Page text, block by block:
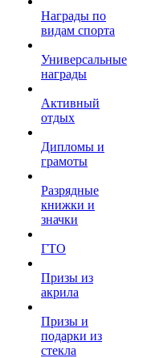
Награды по
видам спорта
Универсальные
награды
Активный
отдых
Дипломы и
грамоты
Разрядные
книжки и
значки
ГТО
Призы из
акрила
Призы и
подарки из
стекла